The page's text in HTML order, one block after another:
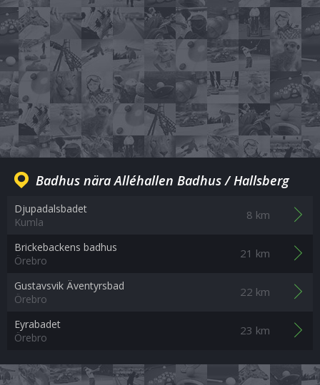
Badhus nära Alléhallen Badhus / Hallsberg
Djupadalsbadet
Kumla
8 km
Brickebackens badhus
Örebro
21 km
Gustavsvik Äventyrsbad
Örebro
22 km
Eyrabadet
Örebro
23 km